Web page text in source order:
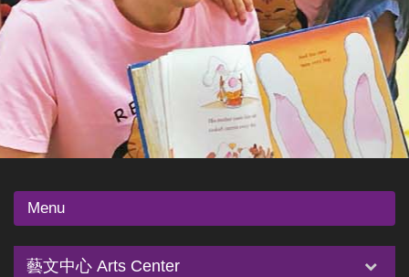
Menu
藝文中心 Arts Center